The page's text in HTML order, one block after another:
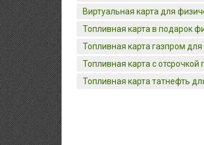
Виртуальная карта для
Топливная карта в подарок
Топливная карта газпром
Топливная карта с отсрочкой
Топливная карта татнефть